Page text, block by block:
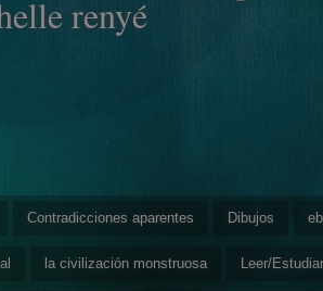
renyé
Contradicciones aparentes Dibujos
la civilización monstruosa Leer/Estudiar